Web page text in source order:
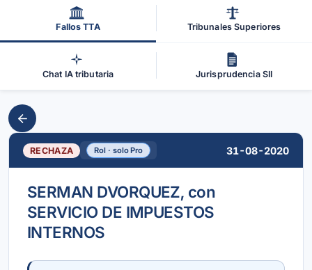
Fallos TTA Tribunales Superiores
Chat IA tributaria Jurisprudencia SII
RECHAZA Rol · solo Pro 31-08-2020
SERMAN DVORQUEZ, con
SERVICIO DE IMPUESTOS
INTERNOS